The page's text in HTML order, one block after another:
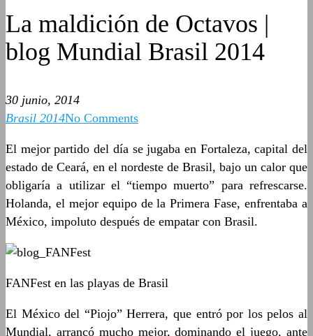
La maldición de Octavos |
blog Mundial Brasil 2014
30 junio, 2014
Brasil 2014No Comments
El mejor partido del día se jugaba en Fortaleza, capital del
estado de Ceará, en el nordeste de Brasil, bajo un calor que
obligaría a utilizar el “tiempo muerto” para refrescarse.
Holanda, el mejor equipo de la Primera Fase, enfrentaba a
México, impoluto después de empatar con Brasil.
FANFest en las playas de Brasil
El México del “Piojo” Herrera, que entró por los pelos al
Mundial, arrancó mucho mejor, dominando el juego, ante